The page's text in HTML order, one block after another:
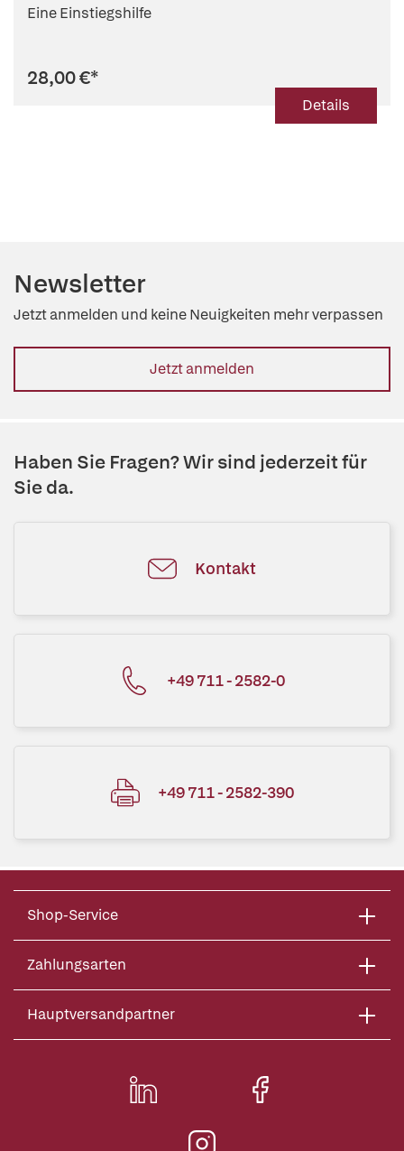
Eine Einstiegshilfe
28,00 €*
Details
Newsletter
Jetzt anmelden und keine Neuigkeiten mehr verpassen
Jetzt anmelden
Haben Sie Fragen? Wir sind jederzeit für
Sie da.
Kontakt
+49 711 - 2582-0
+49 711 - 2582-390
Shop-Service
Zahlungsarten
Hauptversandpartner